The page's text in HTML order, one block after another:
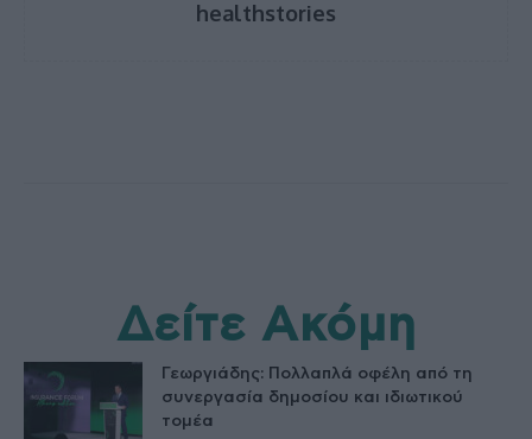
healthstories
Δείτε Ακόμη
Γεωργιάδης: Πολλαπλά οφέλη από τη
συνεργασία δημοσίου και ιδιωτικού
τομέα